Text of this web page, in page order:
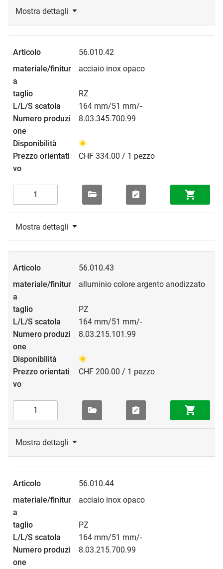
Mostra dettagli
56.010.42
acciaio inox opaco
RZ
164 mm/51 mm/-
8.03.345.700.99
CHF 334.00 / 1 pezzo
Mostra dettagli
56.010.43
alluminio colore argento anodizzato
PZ
164 mm/51 mm/-
8.03.215.101.99
CHF 200.00 / 1 pezzo
Mostra dettagli
56.010.44
acciaio inox opaco
PZ
164 mm/51 mm/-
8.03.215.700.99